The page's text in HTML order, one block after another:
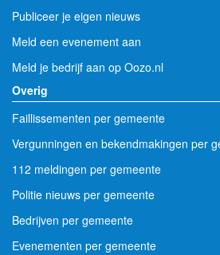
Publiceer je eigen nieuws
Meld een evenement aan
Meld je bedrijf aan op Oozo.nl
Overig
Faillissementen per gemeente
Vergunningen en bekendmakingen per
112 meldingen per gemeente
Politie nieuws per gemeente
Bedrijven per gemeente
Evenementen per gemeente